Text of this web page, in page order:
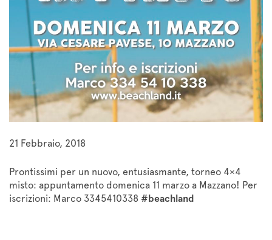
21 Febbraio, 2018
Prontissimi per un nuovo, entusiasmante, torneo 4×4
misto: appuntamento domenica 11 marzo a Mazzano! Per
iscrizioni: Marco 3345410338 #beachland